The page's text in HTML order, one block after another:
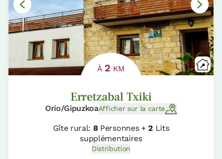
À 2 KM
Erretzabal Txiki
Orio/GipuzkoaAfficher sur la carte
Gîte rural: 8Personnes +2 Lits
supplémentaires
Distribution